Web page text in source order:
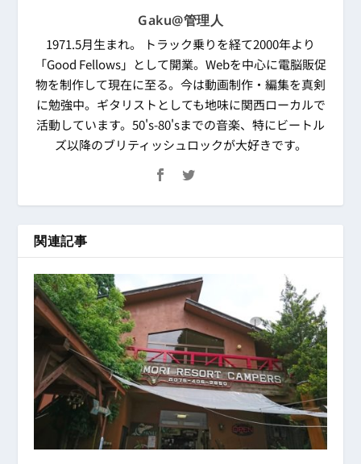
Gaku@管理人
1971.5月生まれ。 トラック乗りを経て2000年より
「Good Fellows」として開業。Webを中心に電脳販促
物を制作して現在に至る。今は動画制作・編集を真剣
に勉強中。ギタリストとしても地味に関西ローカルで
活動しています。50's-80'sまでの音楽、特にビートル
ズ以降のブリティッシュロックが大好きです。
関連記事